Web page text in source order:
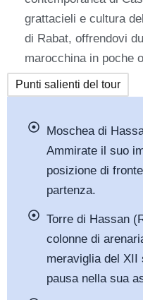
grattacieli e cultura
di Rabat, offrendovi
marocchina in poche
Punti salienti del tour
Moschea di
Ammirate il suo
posizione di
partenza.
Torre di Hassan
colonne di
meraviglia del XII
pausa nella sua